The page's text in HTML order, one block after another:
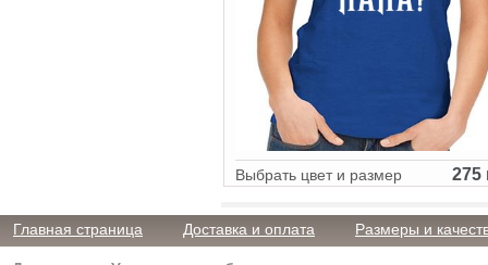
Выбрать цвет и размер 275
Главная страница Доставка и оплата Размеры и